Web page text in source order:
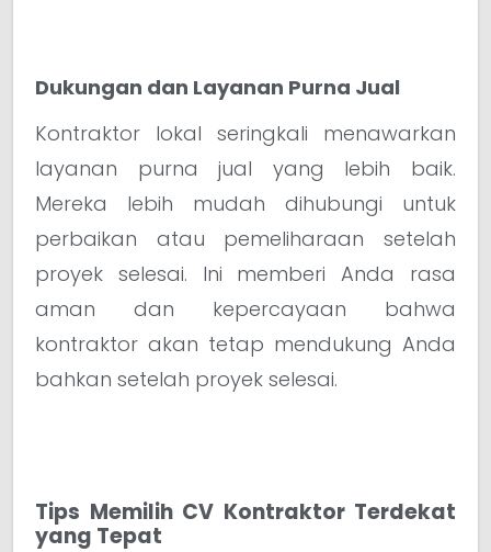
Dukungan dan Layanan Purna Jual
Kontraktor lokal seringkali menawarkan
layanan purna jual yang lebih baik.
Mereka lebih mudah dihubungi untuk
perbaikan atau pemeliharaan setelah
proyek selesai. Ini memberi Anda rasa
aman dan kepercayaan bahwa
kontraktor akan tetap mendukung Anda
bahkan setelah proyek selesai.
Tips Memilih CV Kontraktor Terdekat
yang Tepat